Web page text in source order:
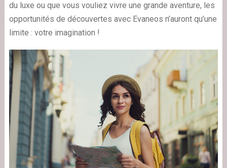
du luxe ou que vous vouliez vivre une grande aventure, les
opportunités de découvertes avec Evaneos n’auront qu’une
limite : votre imagination !